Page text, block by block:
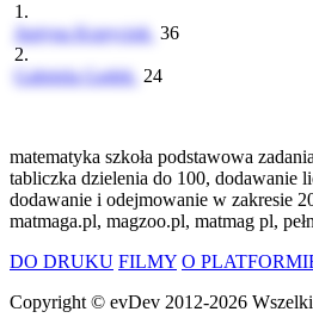
1.
Justyna Kopyciok 36
2.
Gabriela Gądek 24
matematyka szkoła podstawowa
tabliczka dzielenia do 100, dodawanie
dodawanie i odejmowanie w zakresie
matmaga.pl, magzoo.pl, matmag pl,
DO DRUKU FILMY O
Copyright © evDev 2012-2026